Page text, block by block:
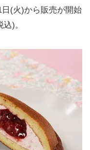
日(火)から販売が開始
)。